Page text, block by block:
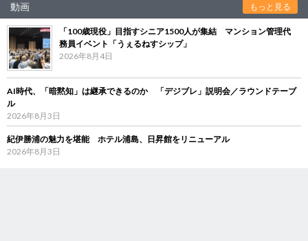
動画 もっと見る
「100歳現役」目指すシニア1500人が集結 マンション管理代
務員イベント「うぇるねすシップ」
2026年8月4日
AI時代、「暗黙知」は継承できるのか 「デジブレ」説明会／ラウンドテーブ
ル
2026年8月3日
紀伊勝浦の魅力を堪能 ホテル浦島、日昇館をリニューアル
2026年8月3日